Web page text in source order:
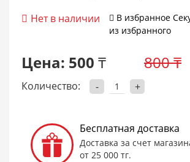
Нет в наличии В избранное
из избранного
Цена: 500 ₸ 800 ₸
Количество: - +
Бесплатная доставка
Доставка за счет
от 25 000 тг.